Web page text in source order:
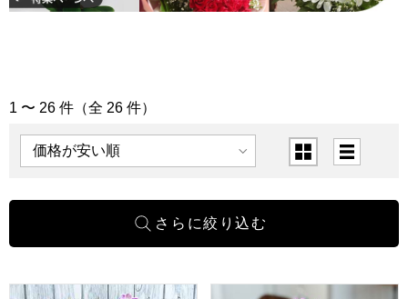
「胡蝶蘭」の商品一覧
1 〜 26 件（全 26 件）
表示順 表示切替
水耕栽培する胡蝶蘭栽培セット【花】【年間ギフト】
椎名洋ラン園 マイクロ胡蝶